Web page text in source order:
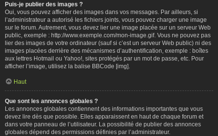
Puis-je publier des images ?
Oui, vous pouvez afficher des images dans vos messages. Par ailleurs, si
l’administrateur a autorisé les fichiers joints, vous pouvez charger une image
sur le forum. Autrement, vous devez lier une image placée sur un serveur Web
public, exemple : http://www.exemple.com/mon-image.gif. Vous ne pouvez pas
lier des images de votre ordinateur (sauf si c’est un serveur Web public) ni des
images placées derrière des mécanismes d’authentification, exemple : boîtes
aux lettres Hotmail ou Yahoo!, sites protégés par un mot de passe, etc. Pour
afficher l’image, utilisez la balise BBCode [img].
Haut
Que sont les annonces globales ?
Les annonces globales contiennent des informations importantes que vous
devez lire dès que possible. Elles apparaissent en haut de chaque forum et
dans votre panneau de l’utilisateur. La possibilité de publier des annonces
globales dépend des permissions définies par l’administrateur.